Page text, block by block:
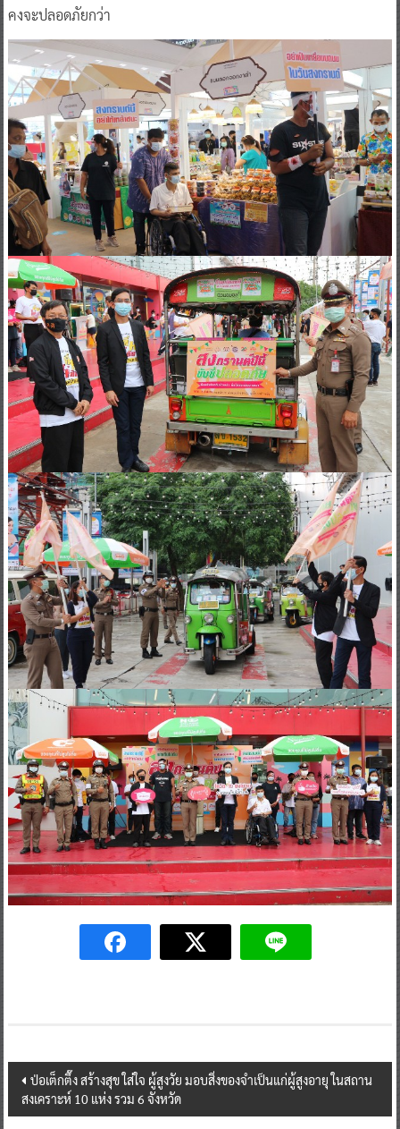
คงจะปลอดภัยกว่า
Post
navigation
ป่อเต็กตึ๊ง สร้างสุข ใส่ใจ ผู้สูงวัย มอบสิ่งของจำเป็นแก่ผู้สูงอายุ ในสถาน
สงเคราะห์ 10 แห่ง รวม 6 จังหวัด